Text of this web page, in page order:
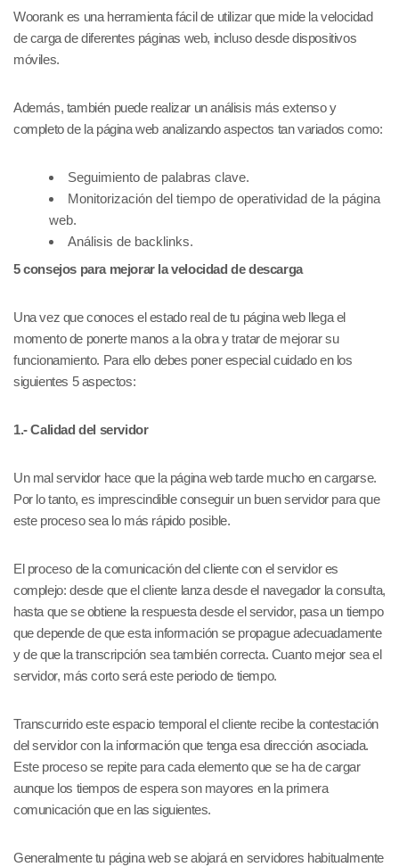
Woorank es una herramienta fácil de utilizar que mide la velocidad
de carga de diferentes páginas web, incluso desde dispositivos
móviles.
Además, también puede realizar un análisis más extenso y
completo de la página web analizando aspectos tan variados como:
Seguimiento de palabras clave.
Monitorización del tiempo de operatividad de la página
web.
Análisis de backlinks.
5 consejos para mejorar la velocidad de descarga
Una vez que conoces el estado real de tu página web llega el
momento de ponerte manos a la obra y tratar de mejorar su
funcionamiento. Para ello debes poner especial cuidado en los
siguientes 5 aspectos:
1.- Calidad del servidor
Un mal servidor hace que la página web tarde mucho en cargarse.
Por lo tanto, es imprescindible conseguir un buen servidor para que
este proceso sea lo más rápido posible.
El proceso de la comunicación del cliente con el servidor es
complejo: desde que el cliente lanza desde el navegador la consulta,
hasta que se obtiene la respuesta desde el servidor, pasa un tiempo
que depende de que esta información se propague adecuadamente
y de que la transcripción sea también correcta. Cuanto mejor sea el
servidor, más corto será este periodo de tiempo.
Transcurrido este espacio temporal el cliente recibe la contestación
del servidor con la información que tenga esa dirección asociada.
Este proceso se repite para cada elemento que se ha de cargar
aunque los tiempos de espera son mayores en la primera
comunicación que en las siguientes.
Generalmente tu página web se alojará en servidores habitualmente